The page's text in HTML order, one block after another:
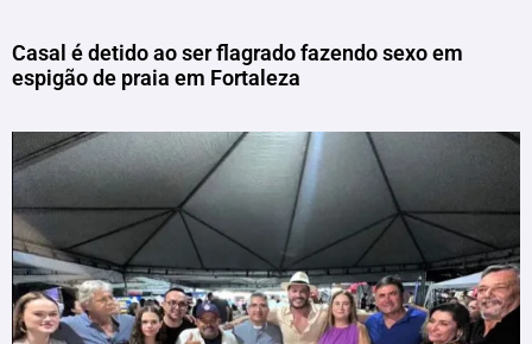
Casal é detido ao ser flagrado fazendo sexo em
espigão de praia em Fortaleza